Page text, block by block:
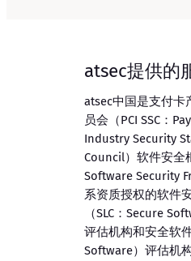
atsec提供的
atsec中国是支付卡
员会（PCI SSC：
Industry Security
Council）软件安全
Software Security
系资质授权的软件
（SLC：Secure
评估机构和安全软
Software）评估机